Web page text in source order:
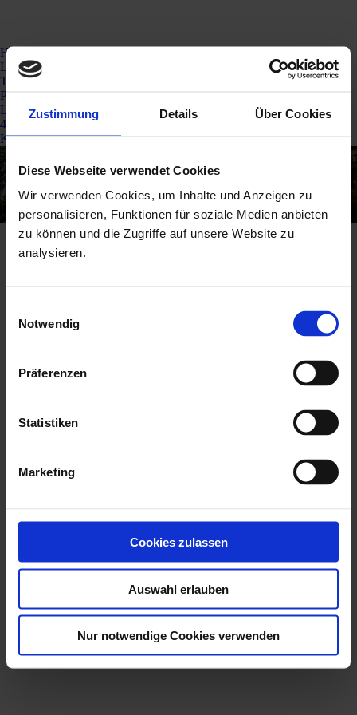
Zustimmung Details Über Cookies
Diese Webseite verwendet Cookies
Wir verwenden Cookies, um Inhalte und Anzeigen zu
personalisieren, Funktionen für soziale Medien anbieten
zu können und die Zugriffe auf unsere Website zu
analysieren.
Notwendig
Präferenzen
Statistiken
Marketing
Cookies zulassen
Auswahl erlauben
Nur notwendige Cookies verwenden
Home
Lieferservice
Tischreservierung
Preise
Live Demos
4 Schritte
Kontakt
Unverbindliches Angebot
anfordern